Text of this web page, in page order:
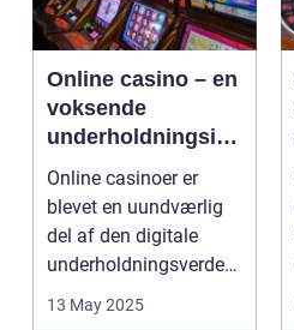
Online casino – en
voksende
underholdningsind
ustri
Online casinoer er
blevet en uundværlig
del af den digitale
underholdningsverden.
13 May 2025